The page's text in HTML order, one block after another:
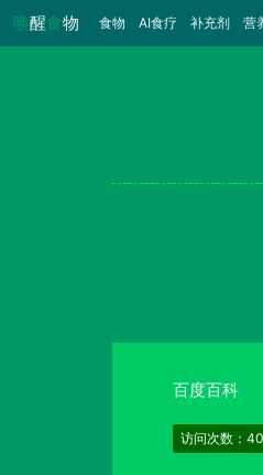
唤醒食物 食物 （当前）
AI食疗 补充剂 营
百度百科
访问次数：